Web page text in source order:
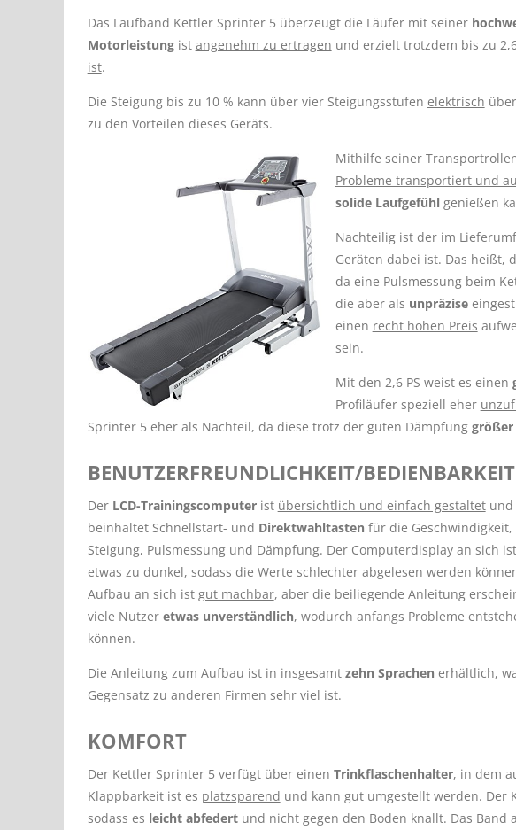
Das Laufband Kettler Sprinter 5 überzeugt die Läufer mit seiner
Motorleistungist angenehm zu ertragen und erzielt trotzdem bis zu
ist.
Die Steigung bis zu 10 % kann über vier Steigungsstufen elektrisch
zu den Vorteilen dieses Geräts.
Mithilfe seiner
Probleme transportiert und
solide Laufgefühl genießen
Nachteilig ist der im
Geräten dabei ist. Das heißt,
da eine Pulsmessung beim
die aber als unpräzise
einen recht hohen Preis
sein.
Mit den 2,6 PS weist es einen
Profiläufer speziell eher
Sprinter 5 eher als Nachteil, da diese trotz der guten Dämpfung
BENUTZERFREUNDLICHKEIT/BEDIENBARKEIT
Der LCD-Trainingscomputer ist übersichtlich und einfach gestaltetund
beinhaltet Schnellstart- und Direktwahltasten für die Geschwindigkeit,
Steigung, Pulsmessung und Dämpfung. Der Computerdisplay an sich
etwas zu dunkel, sodass die Werte schlechter abgelesen werden
Aufbau an sich ist gut machbar, aber die beiliegende Anleitung
viele Nutzer etwas unverständlich, wodurch anfangs Probleme
können.
Die Anleitung zum Aufbau ist in insgesamt zehn Sprachen erhältlich,
Gegensatz zu anderen Firmen sehr viel ist.
KOMFORT
Der Kettler Sprinter 5 verfügt über einen Trinkflaschenhalter, in dem
Klappbarkeit ist es platzsparend und kann gut umgestellt werden. Der
sodass es leicht abfedertund nicht gegen den Boden knallt. Das